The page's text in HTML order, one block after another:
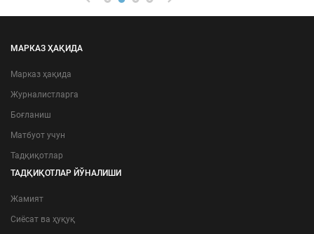
МАРКАЗ ҲАҚИДА
Марказ ҳақида
Журналистларга
Боғланиш
Матбуот учун
Тадқиқотлар
ТАДҚИҚОТЛАР ЙЎНАЛИШИ
Жамият
Сиёсат ва ҳуқуқ